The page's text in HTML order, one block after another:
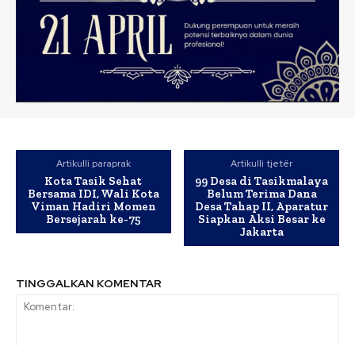
Artikulli paraprak
Kota Tasik Sehat
Bersama IDI, Wali Kota
Viman Hadiri Momen
Bersejarah ke-75
Artikulli tjetër
99 Desa di Tasikmalaya
Belum Terima Dana
Desa Tahap II, Aparatur
Siapkan Aksi Besar ke
Jakarta
TINGGALKAN KOMENTAR